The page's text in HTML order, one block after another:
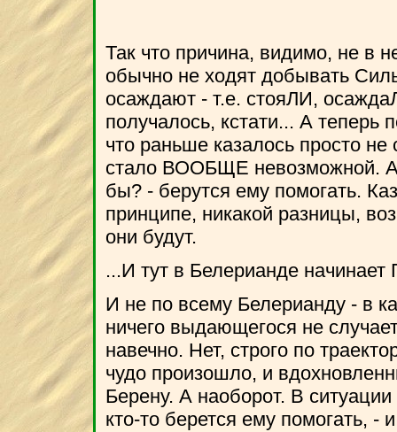
Так что причина, видимо, не в
обычно не ходят добывать
осаждают - т.е. стояЛИ,
получалось, кстати... А теперь
что раньше казалось просто
стало ВООБЩЕ невозможной. А
бы? - берутся ему помогать.
принципе, никакой разницы,
они будут.
...И тут в Белерианде
И не по всему Белерианду - в
ничего выдающегося не
навечно. Нет, строго по
чудо произошло, и
Берену. А наоборот. В
кто-то берется ему помогать, -